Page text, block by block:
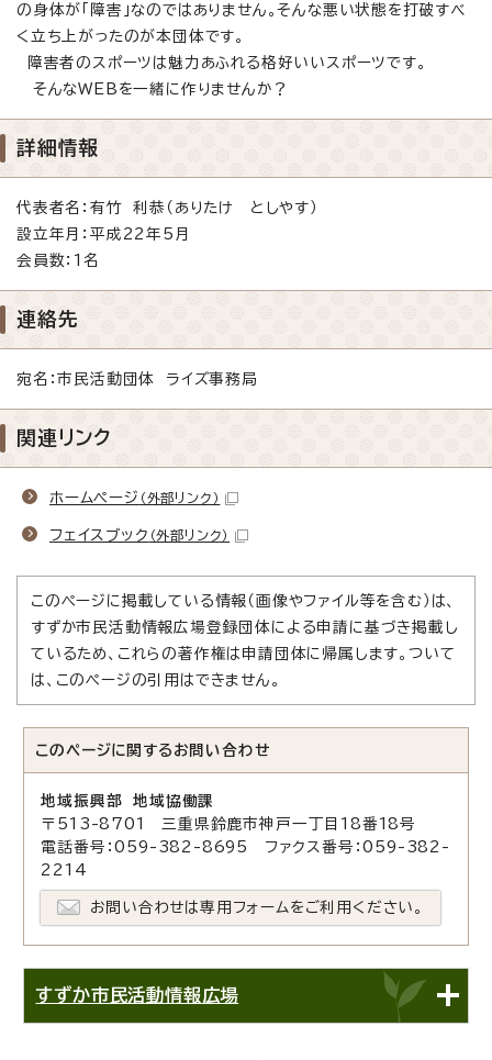
の身体が「障害」なのではありません。そんな悪い状態を打破すべ
く立ち上がったのが本団体です。
障害者のスポーツは魅力あふれる格好いいスポーツです。
そんなWEBを一緒に作りませんか？
詳細情報
代表者名：有竹 利恭（ありたけ としやす）
設立年月：平成22年5月
会員数：1名
連絡先
宛名：市民活動団体 ライズ事務局
関連リンク
ホームページ （外部リンク）
フェイスブック （外部リンク）
このページに掲載している情報（画像やファイル等を含む）は、
すずか市民活動情報広場登録団体による申請に基づき掲載し
ているため、これらの著作権は申請団体に帰属します。ついて
は、このページの引用はできません。
このページに関する お問い合わせ
地域振興部 地域協働課
〒513-8701 三重県鈴鹿市神戸一丁目18番18号
電話番号：059-382-8695 ファクス番号：059-382-
2214
お問い合わせは専用フォームをご利用ください。
すずか市民活動情報広場